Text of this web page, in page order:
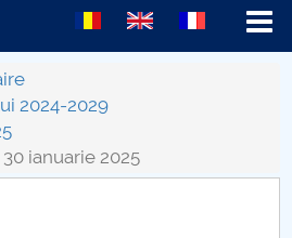
al Proiectelor
2024-2029
ianuarie 2025